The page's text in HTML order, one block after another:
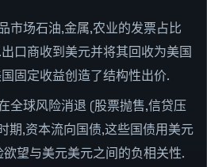
市场石油,金属,农业的发票占比
口商收到美元并将其回收为美国
固定收益创造了结构性出价.
全球风险消退 (股票抛售,信贷压
期,资本流向国债,这些国债用美元
望与美元美元之间的负相关性.